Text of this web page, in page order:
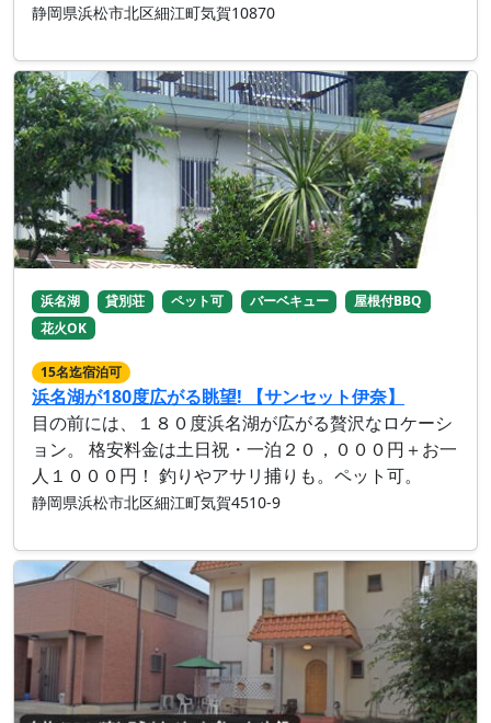
静岡県浜松市北区細江町気賀10870
浜名湖 貸別荘 ペット可 バーベキュー
屋根付BBQ
花火OK
15名迄宿泊可
浜名湖が180度広がる眺望! 【サンセット伊奈】
目の前には、１８０度浜名湖が広がる贅沢なロケーシ
ョン。 格安料金は土日祝・一泊２０，０００円＋お一
人１０００円！ 釣りやアサリ捕りも。ペット可。
静岡県浜松市北区細江町気賀4510-9